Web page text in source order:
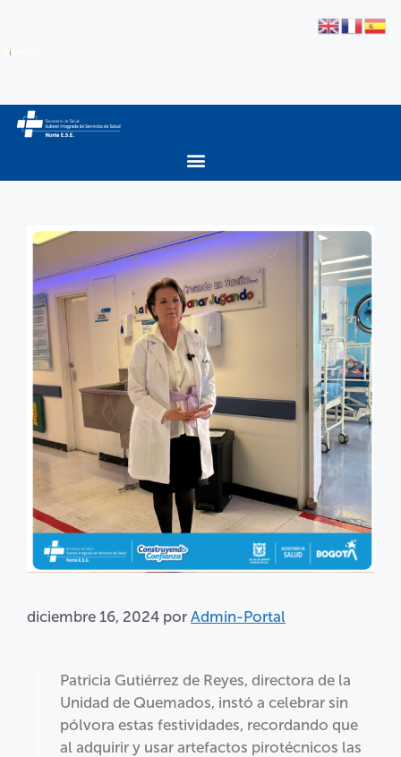
diciembre 16, 2024 por Admin-Portal
Patricia Gutiérrez de Reyes, directora de la
Unidad de Quemados, instó a celebrar sin
pólvora estas festividades, recordando que
al adquirir y usar artefactos pirotécnicos las